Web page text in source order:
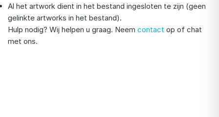
Al het artwork dient in het bestand ingesloten te zijn (geen
gelinkte artworks in het bestand).
Hulp nodig? Wij helpen u graag. Neem contact op of chat
met ons.